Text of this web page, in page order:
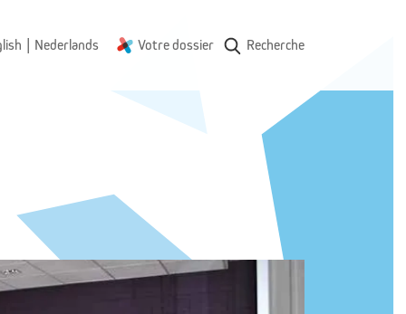
| Nederlands Votre dossier Recherche